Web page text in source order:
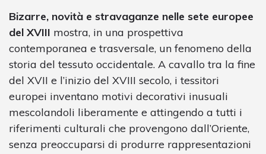
Bizarre, novità e stravaganze nelle sete europee
del XVIII mostra, in una prospettiva
contemporanea e trasversale, un fenomeno della
storia del tessuto occidentale. A cavallo tra la fine
del XVII e l’inizio del XVIII secolo, i tessitori
europei inventano motivi decorativi inusuali
mescolandoli liberamente e attingendo a tutti i
riferimenti culturali che provengono dall’Oriente,
senza preoccuparsi di produrre rappresentazioni